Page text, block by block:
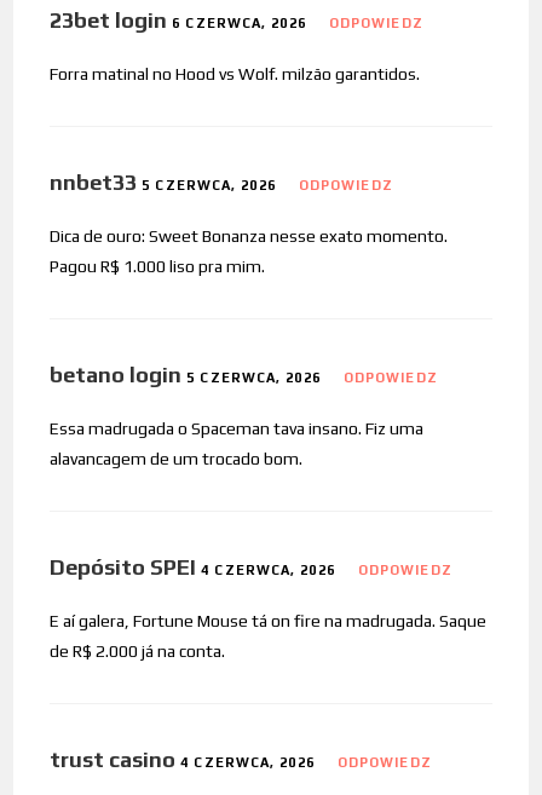
23bet login 6 CZERWCA, 2026 ODPOWIEDZ
Forra matinal no Hood vs Wolf. milzão garantidos.
nnbet33 5 CZERWCA, 2026 ODPOWIEDZ
Dica de ouro: Sweet Bonanza nesse exato momento.
Pagou R$ 1.000 liso pra mim.
betano login 5 CZERWCA, 2026 ODPOWIEDZ
Essa madrugada o Spaceman tava insano. Fiz uma
alavancagem de um trocado bom.
Depósito SPEI 4 CZERWCA, 2026 ODPOWIEDZ
E aí galera, Fortune Mouse tá on fire na madrugada. Saque
de R$ 2.000 já na conta.
trust casino 4 CZERWCA, 2026 ODPOWIEDZ